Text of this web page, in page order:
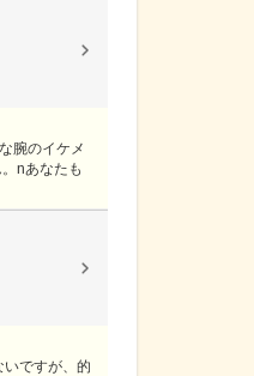
腕のイケメ
nあなたも
ですが、的